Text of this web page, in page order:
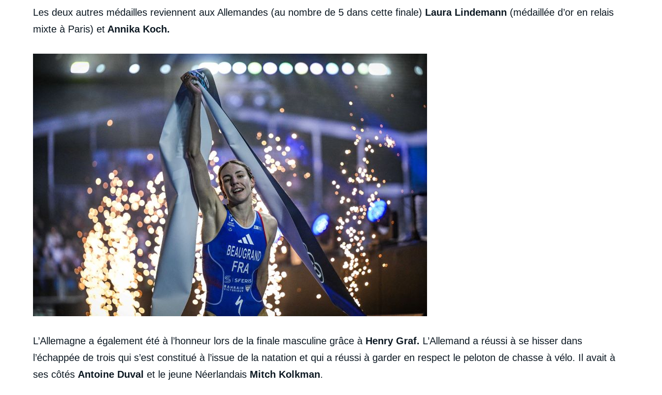
Les deux autres médailles reviennent aux Allemandes (au nombre de 5 dans cette finale) Laura Lindemann (médaillée d’or en relais
mixte à Paris) et Annika Koch.
L’Allemagne a également été à l’honneur lors de la finale masculine grâce à Henry Graf. L’Allemand a réussi à se hisser dans
l’échappée de trois qui s’est constitué à l’issue de la natation et qui a réussi à garder en respect le peloton de chasse à vélo. Il avait à
ses côtés Antoine Duvalet le jeune Néerlandais Mitch Kolkman.